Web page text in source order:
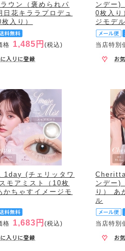
ウン（褒められパ
日花キララプロデュ
入り）
格 1,485円(税込)
ンデー)
0枚入り
ジモデル
当店特別
(チェリッタワ
モアミスト（10枚
かちゃすイメージモ
格 1,683円(税込)
ンデー)
り） あ
ル
当店特別